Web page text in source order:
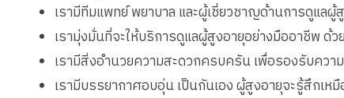
เรามีทีมแพทย์ พยาบาล และผู้เชี่ยวชาญด้านการดูแล
เรามุ่งมั่นที่จะให้บริการดูแลผู้สูงอายุอย่างมืออาชีพ ด้
เรามีสิ่งอำนวยความสะดวกครบครัน เพื่อรองรับควา
เรามีบรรยากาศอบอุ่น เป็นกันเอง ผู้สูงอายุจะรู้สึกเห